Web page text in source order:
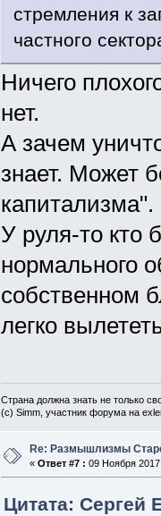
стремления к
частного
Ничего
нет.
А зачем
знает. Может
капитализма".
У руля-то кто
нормального
собственном
легко
Страна должна знать не только
(c) Simm, участник форума на
Re: Размышлизмы
« Ответ #7 : 09 Ноября
Цитата: Сергей